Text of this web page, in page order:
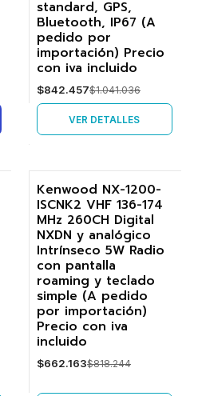
standard, GPS,
Bluetooth, IP67 (A
pedido por
importación) Precio
con iva incluido
$842.457$1.041.036
VER DETALLES
-19%
Agotado
Kenwood NX-1200-
ISCNK2 VHF 136-174
MHz 260CH Digital
NXDN y analógico
Intrínseco 5W Radio
con pantalla
roaming y teclado
simple (A pedido
por importación)
Precio con iva
incluido
$662.163$818.244